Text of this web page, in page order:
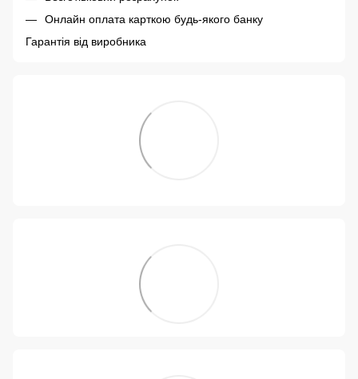
Онлайн оплата карткою будь-якого банку
Гарантія від виробника